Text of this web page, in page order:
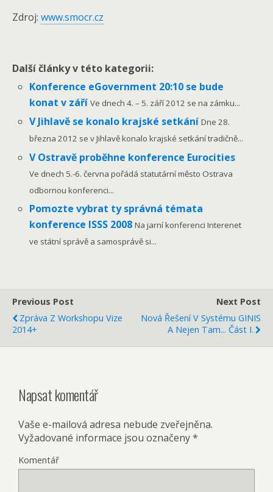
Zdroj: www.smocr.cz
Další články v této kategorii:
Konference eGovernment 20:10 se bude
konat v záříVe dnech 4. – 5. září 2012 se na zámku...
V Jihlavě se konalo krajské setkáníDne 28.
března 2012 se v Jihlavě konalo krajské setkání tradičně...
V Ostravě proběhne konference Eurocities
Ve dnech 5.-6. června pořádá statutární město Ostrava
odbornou konferenci...
Pomozte vybrat ty správná témata
konference ISSS 2008Na jarní konferenci Interenet
ve státní správě a samosprávě si...
Previous Post
Zpráva Z Workshopu Vize
2014+
Next Post
Nová Řešení V Systému GINIS
A Nejen Tam... Část I.
Napsat komentář
Vaše e-mailová adresa nebude zveřejněna.
Vyžadované informace jsou označeny*
Komentář